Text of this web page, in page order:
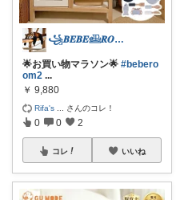
꧁𝑩𝑬𝑩𝑬𓊝𝑹𝑶𝑶𝑴꧂
🌟お買い物マラソン🌟 #bebero
om2 ...
￥ 9,880
Rifa's さんのコレ！
0 0 2
コレ いいね